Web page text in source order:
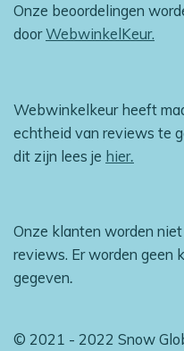
Onze beoordelingen
doorWebwinkelKeur.
Webwinkelkeur heeft
echtheid van reviews te
dit zijn lees je hier.
Onze klanten worden
reviews. Er worden geen
gegeven.
© 2021 - 2022 Snow